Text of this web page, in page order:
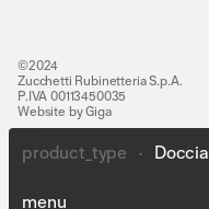
Lines
product_type • Doccia
menu
©2024
Zucchetti Rubinetteria S.p.A.
P.IVA 00113450035
Website by Giga